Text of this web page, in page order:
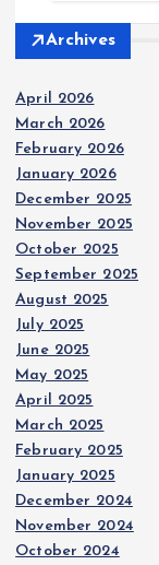
Archives
April 2026
March 2026
February 2026
January 2026
December 2025
November 2025
October 2025
September 2025
August 2025
July 2025
June 2025
May 2025
April 2025
March 2025
February 2025
January 2025
December 2024
November 2024
October 2024